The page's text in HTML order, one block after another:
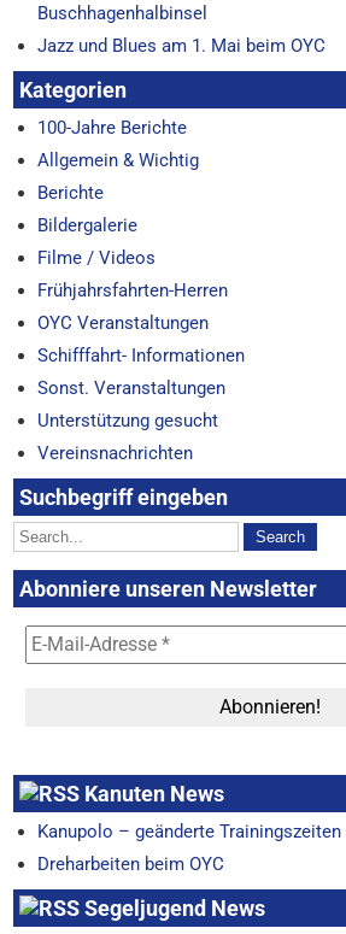
Buschhagenhalbinsel
Jazz und Blues am 1. Mai beim OYC
Kategorien
100-Jahre Berichte
Allgemein & Wichtig
Berichte
Bildergalerie
Filme / Videos
Frühjahrsfahrten-Herren
OYC Veranstaltungen
Schifffahrt- Informationen
Sonst. Veranstaltungen
Unterstützung gesucht
Vereinsnachrichten
Suchbegriff eingeben
Abonniere unseren Newsletter
Kanuten News
Kanupolo – geänderte Trainingszeiten
Dreharbeiten beim OYC
Segeljugend News